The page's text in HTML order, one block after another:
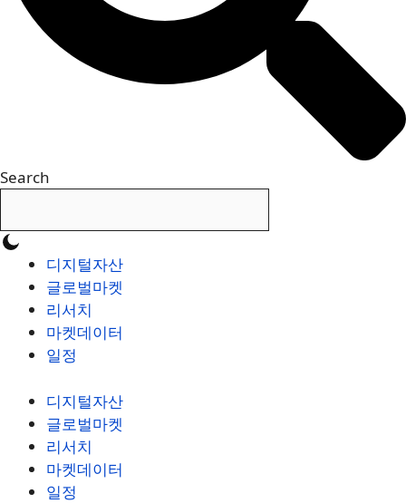
Search
디지털자산
글로벌마켓
리서치
마켓데이터
일정
디지털자산
글로벌마켓
리서치
마켓데이터
일정